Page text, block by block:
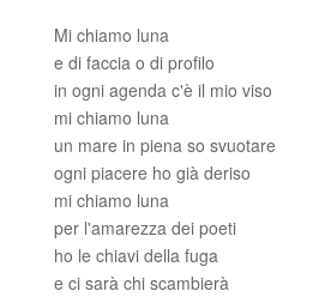
Mi chiamo luna
e di faccia o di profilo
in ogni agenda c'è il mio viso
mi chiamo luna
un mare in piena so svuotare
ogni piacere ho già deriso
mi chiamo luna
per l'amarezza dei poeti
ho le chiavi della fuga
e ci sarà chi scambierà